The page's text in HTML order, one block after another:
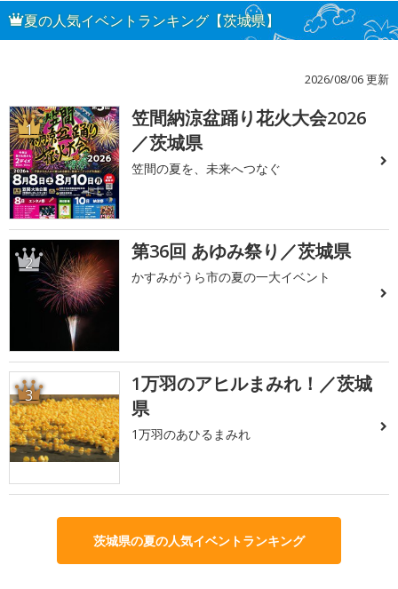
夏の人気イベントランキング【茨城県】
2026/08/06 更新
1
笠間納涼盆踊り花火大会2026
／茨城県
笠間の夏を、未来へつなぐ
2 第36回 あゆみ祭り／茨城県
かすみがうら市の夏の一大イベント
3
1万羽のアヒルまみれ！／茨城
県
1万羽のあひるまみれ
茨城県の夏の人気イベントランキング